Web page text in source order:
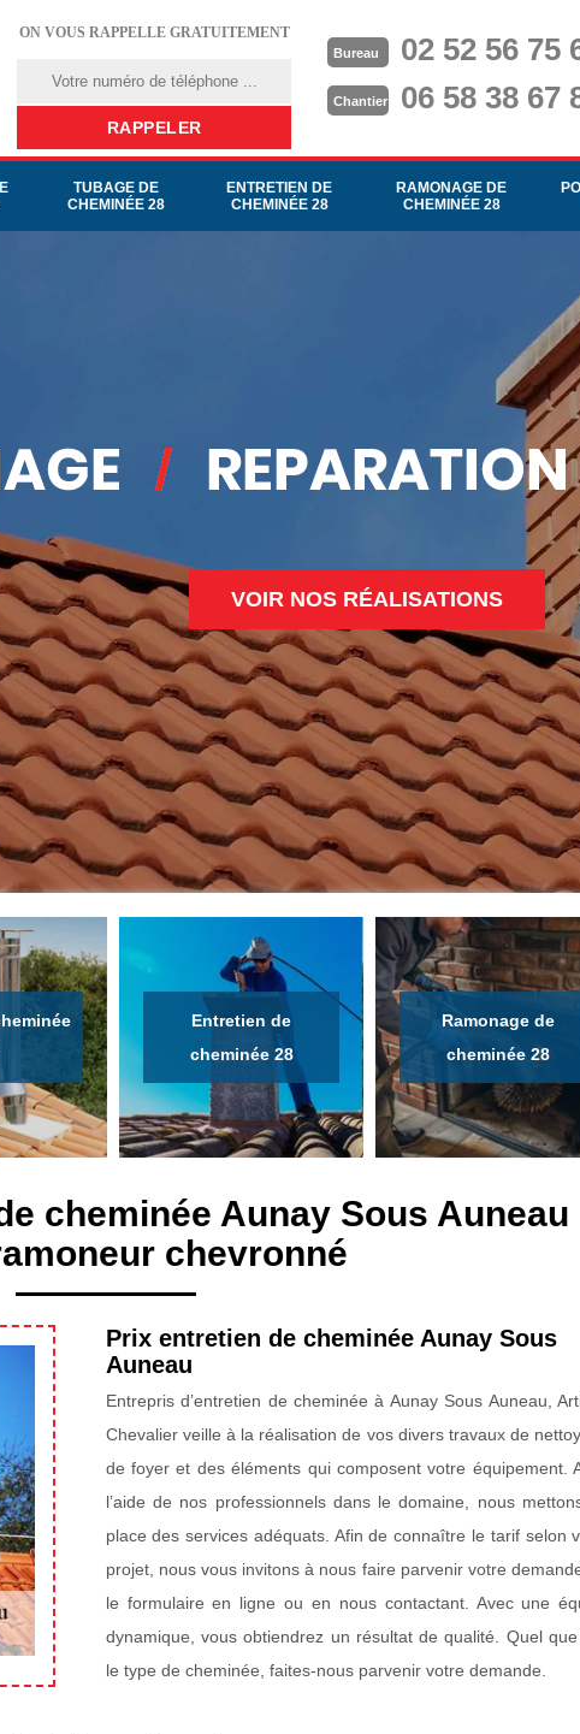
ON VOUS RAPPELLE GRATUITEMENT
Bureau 02 52 56 75
Chantier 06 58 38 67
TUBAGE DE
CHEMINÉE 28
ENTRETIEN DE
CHEMINÉE 28
RAMONAGE DE
CHEMINÉE 28
VOIR NOS RÉALISATIONS
Entretien de
cheminée 28
Ramonage de
cheminée 28
cheminée Aunay Sous Auneau
chevronné
Prix entretien de cheminée Aunay Sous
Auneau
Entrepris d’entretien de cheminée à Aunay Sous Auneau,
Chevalier veille à la réalisation de vos divers travaux de
de foyer et des éléments qui composent votre équipement.
l’aide de nos professionnels dans le domaine, nous
place des services adéquats. Afin de connaître le tarif selon
projet, nous vous invitons à nous faire parvenir votre
le formulaire en ligne ou en nous contactant. Avec une
dynamique, vous obtiendrez un résultat de qualité. Quel
le type de cheminée, faites-nous parvenir votre demande.